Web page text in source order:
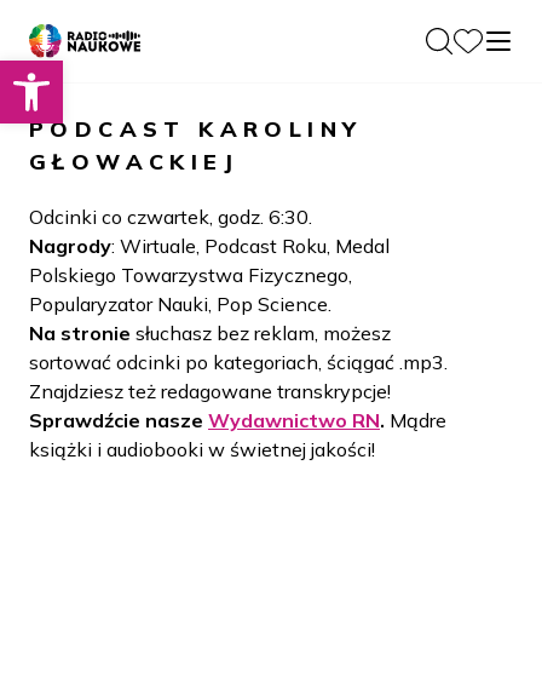
Otwórz pasek narzędzi
O nas
O Radiu
Zespół
Historia
Społeczność
Dla Naukowców
Podcasty
Projekty
LAMU
Beyond Curie
Blog
Kontakt
Wydawnictwo
PODCAST
KAROLINY
GŁOWACKIEJ
Odcinki co czwartek, godz. 6:30.
Nagrody: Wirtuale, Podcast Roku, Medal
Polskiego Towarzystwa Fizycznego,
Popularyzator Nauki, Pop Science.
Na stronie słuchasz bez reklam, możesz
sortować odcinki po kategoriach, ściągać .mp3.
Znajdziesz też redagowane transkrypcje!
Sprawdźcie nasze Wydawnictwo RN. Mądre
książki i audiobooki w świetnej jakości!